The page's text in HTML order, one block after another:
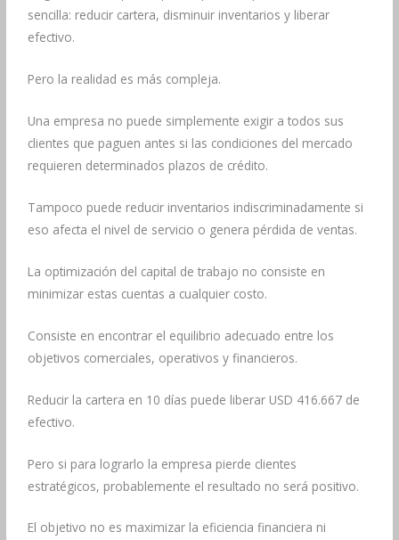
sencilla: reducir cartera, disminuir inventarios y liberar
efectivo.
Pero la realidad es más compleja.
Una empresa no puede simplemente exigir a todos sus
clientes que paguen antes si las condiciones del mercado
requieren determinados plazos de crédito.
Tampoco puede reducir inventarios indiscriminadamente si
eso afecta el nivel de servicio o genera pérdida de ventas.
La optimización del capital de trabajo no consiste en
minimizar estas cuentas a cualquier costo.
Consiste en encontrar el equilibrio adecuado entre los
objetivos comerciales, operativos y financieros.
Reducir la cartera en 10 días puede liberar USD 416.667 de
efectivo.
Pero si para lograrlo la empresa pierde clientes
estratégicos, probablemente el resultado no será positivo.
El objetivo no es maximizar la eficiencia financiera ni